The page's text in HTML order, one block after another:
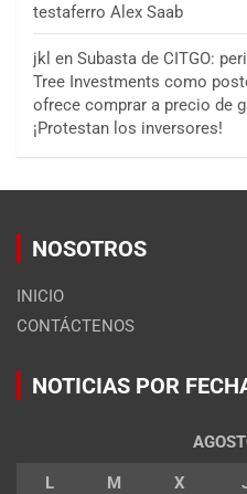
testaferro Alex Saab
jkl en Subasta de CITGO:
Tree Investments como
ofrece comprar a precio de
¡Protestan los inversores!
NOSOTROS
INICIO
CONTÁCTENOS
NOTICIAS POR
L M X